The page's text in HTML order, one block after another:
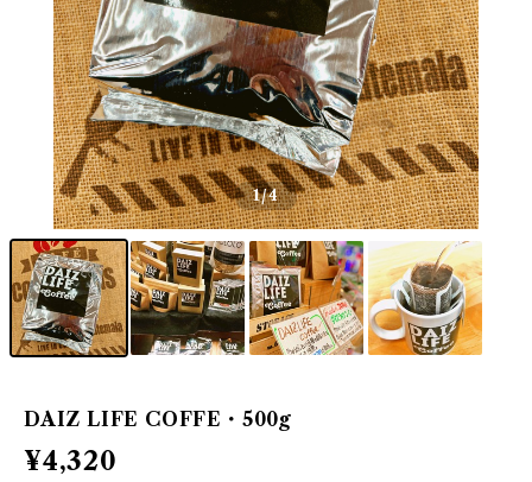
1/4
DAIZ LIFE COFFE・500g
¥4,320